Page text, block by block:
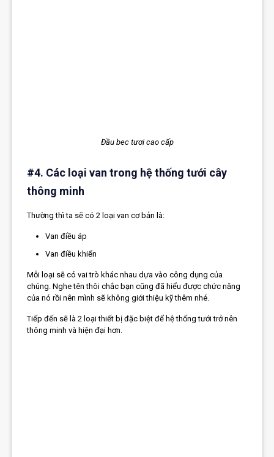
Đầu bec tươi cao cấp
#4. Các loại van trong hệ thống tưới cây
thông minh
Thường thì ta sẽ có 2 loại van cơ bản là:
Van điều áp
Van điều khiển
Mỗi loại sẽ có vai trò khác nhau dựa vào công dụng của
chúng. Nghe tên thôi chắc bạn cũng đã hiểu được chức năng
của nó rồi nên mình sẽ không giới thiệu kỹ thêm nhé.
Tiếp đến sẽ là 2 loại thiết bị đặc biệt để hệ thống tưới trở nên
thông minh và hiện đại hơn.